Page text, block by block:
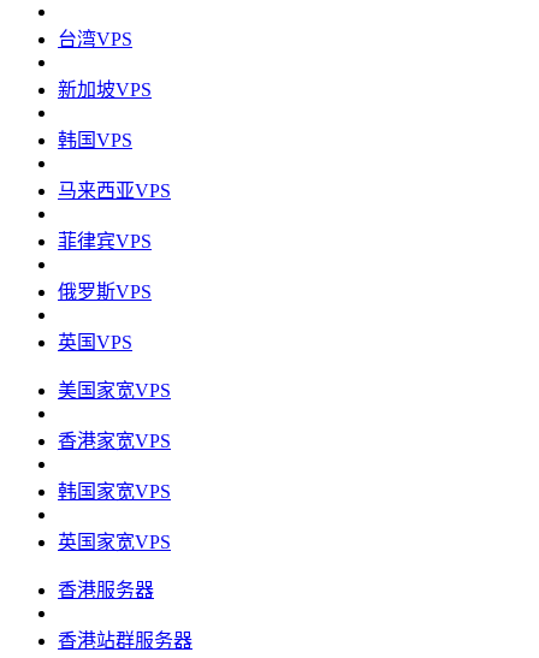
台湾VPS
新加坡VPS
韩国VPS
马来西亚VPS
菲律宾VPS
俄罗斯VPS
英国VPS
美国家宽VPS
香港家宽VPS
韩国家宽VPS
英国家宽VPS
香港服务器
香港站群服务器